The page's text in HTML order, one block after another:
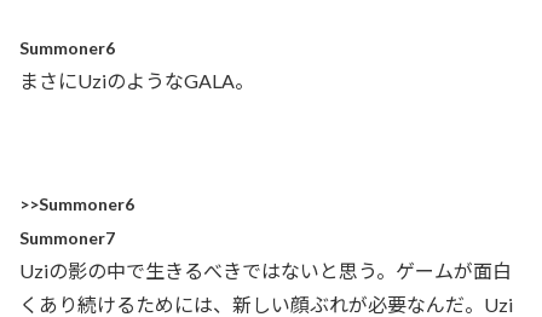
Summoner6
まさにUziのようなGALA。
>>Summoner6
Summoner7
Uziの影の中で生きるべきではないと思う。ゲームが面白
くあり続けるためには、新しい顔ぶれが必要なんだ。Uzi